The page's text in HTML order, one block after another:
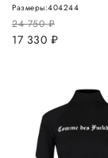
24 750руб.
17 330 руб.
Размеры:404244